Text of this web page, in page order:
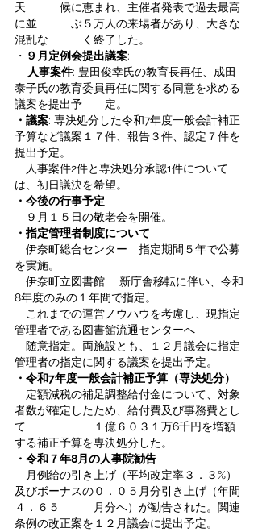
天　　　候に恵まれ、主催者発表で過去最高
に並　　　ぶ５万人の来場者があり、大きな
混乱な　　　く終了した。
・ ９月定例会提出議案:
人事案件: 豊田俊幸氏の教育長再任、成田
泰子氏の教育委員再任に関する同意を求める
議案を提出予       定。
・議案: 専決処分した令和7年度一般会計補正
予算など議案１７件、報告３件、認定７件を
提出予定。
人事案件2件と専決処分承認1件について
は、初日議決を希望。
・今後の行事予定
９月１５日の敬老会を開催。
・指定管理者制度について
伊奈町総合センター　指定期間５年で公募
を実施。
伊奈町立図書館　 新庁舎移転に伴い、令和
8年度のみの１年間で指定。
これまでの運営ノウハウを考慮し、現指定
管理者である図書館流通センターへ
随意指定。両施設とも、１２月議会に指定
管理者の指定に関する議案を提出予定。
・令和7年度一般会計補正予算（専決処分）
定額減税の補足調整給付金について、対象
者数が確定したため、給付費及び事務費とし
て　　　　　　１億６０３１万6千円を増額
する補正予算を専決処分した。
・令和７年8月の人事院勧告
月例給の引き上げ（平均改定率３．３%）
及びボーナスの０．０５月分引き上げ（年間
４．６５　　　月分へ）が勧告された。関連
条例の改正案を１２月議会に提出予定。